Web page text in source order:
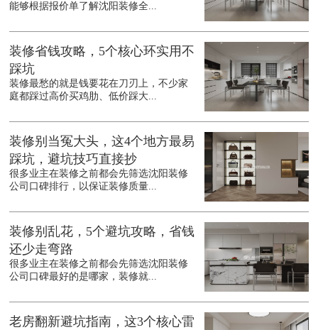
能够根据报价单了解沈阳装修全...
装修省钱攻略，5个核心环实用不
踩坑
装修最愁的就是钱要花在刀刃上，不少家
庭都踩过高价买鸡肋、低价踩大...
装修别当冤大头，这4个地方最易
踩坑，避坑技巧直接抄
很多业主在装修之前都会先筛选沈阳装修
公司口碑排行，以保证装修质量...
装修别乱花，5个避坑攻略，省钱
还少走弯路
很多业主在装修之前都会先筛选沈阳装修
公司口碑最好的是哪家，装修就...
老房翻新避坑指南，这3个核心雷